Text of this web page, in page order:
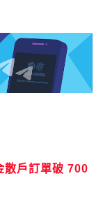
散戶訂單破 700